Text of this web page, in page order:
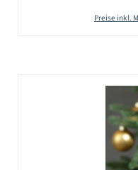
Preise inkl.